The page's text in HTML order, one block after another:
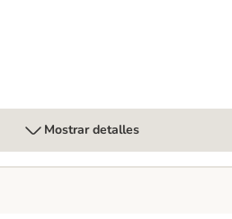
Mostrar detalles